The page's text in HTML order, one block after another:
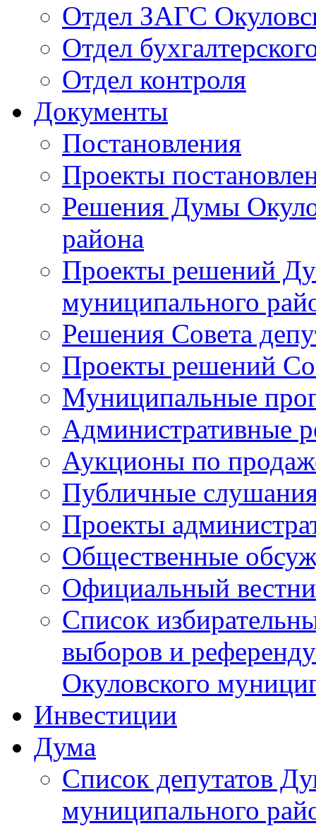
Отдел ЗАГС
Отдел
Отдел контроля
Документы
Постановления
Проекты
Решения Думы
района
Проекты решений
муниципального
Решения Совета
Проекты решений
Муниципальные
Административные
Аукционы по
Публичные
Проекты
Общественные
Официальный
Список
выборов и
Окуловского
Инвестиции
Дума
Список депутатов
муниципального